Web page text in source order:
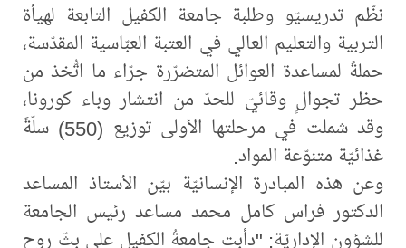
نظّم تدريسيّو وطلبة جامعة الكفيل التابعة لهيأة
التربية والتعليم العالي في العتبة العبّاسية المقدّسة،
حملةً لمساعدة العوائل المتضرّرة جرّاء ما اتُّخذ من
حظر تجوالٍ وقائيّ للحدّ من انتشار وباء كورونا،
وقد شملت في مرحلتها الأولى توزيع (550) سلّةً
غذائيّة متنوّعة المواد.
وعن هذه المبادرة الإنسانيّة بيّن الأستاذ المساعد
الدكتور فراس كامل محمد مساعد رئيس الجامعة
للشؤون الإداريّة: "دأبت جامعةُ الكفيل على بثّ روح